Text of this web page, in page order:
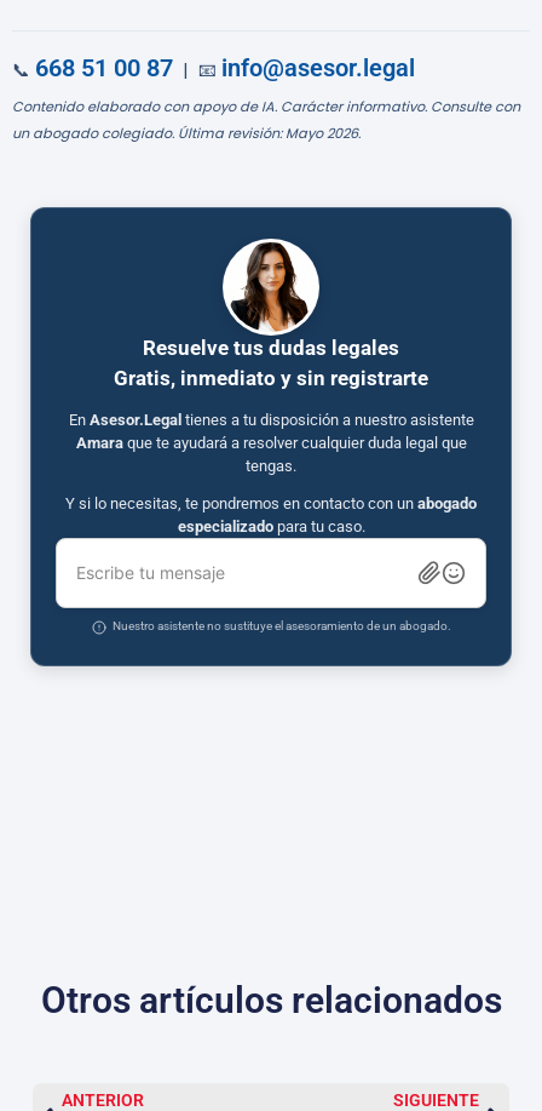
📞 668 51 00 87 | 📧 info@asesor.legal
Contenido elaborado con apoyo de IA. Carácter informativo. Consulte con
un abogado colegiado. Última revisión: Mayo 2026.
Resuelve tus dudas legales
Gratis, inmediato y sin registrarte
En Asesor.Legal tienes a tu disposición a nuestro asistente
Amaraque te ayudará a resolver cualquier duda legal que
tengas.
Y si lo necesitas, te pondremos en contacto con un abogado
especializadopara tu caso.
Escribe tu mensaje
Nuestro asistente no sustituye el asesoramiento de un abogado.
Otros artículos relacionados
ANTERIOR
SIGUIENTE